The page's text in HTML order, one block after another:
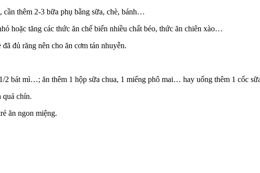
thêm 2-3 bữa phụ bằng sữa, chè, bánh…
hoặc tăng các thức ăn chế biến nhiều chất béo, thức ăn chiên xào…
đủ răng nên cho ăn cơm tán nhuyễn.
bát mì…; ăn thêm 1 hộp sữa chua, 1 miếng phô mai… hay uống thêm 1 cốc
quả chín.
ăn ngon miệng.